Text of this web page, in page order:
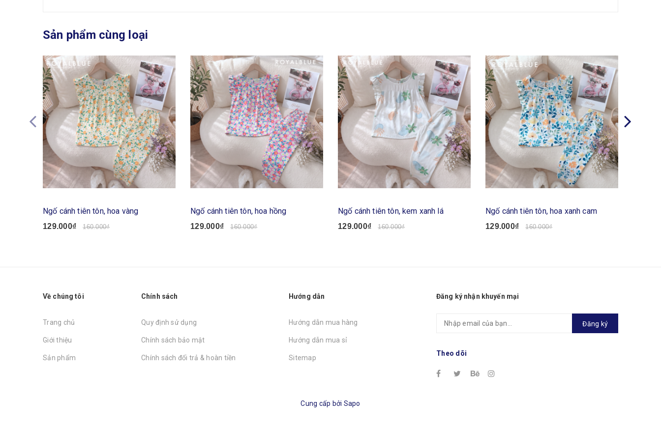
Sản phẩm cùng loại
Ngố cánh tiên tôn, hoa vàng
129.000₫ 160.000₫
Ngố cánh tiên tôn, hoa hồng
129.000₫ 160.000₫
Ngố cánh tiên tôn, kem xanh lá
129.000₫ 160.000₫
Ngố cánh tiên tôn, hoa xanh cam
129.000₫ 160.000₫
Về chúng tôi
Trang chủ
Giới thiệu
Sản phẩm
Chính sách
Quy định sử dụng
Chính sách bảo mật
Chính sách đổi trả & hoàn tiền
Hướng dẫn
Hướng dẫn mua hàng
Hướng dẫn mua sỉ
Sitemap
Đăng ký nhận khuyến mại
Đăng ký
Theo dõi
Cung cấp bởi Sapo